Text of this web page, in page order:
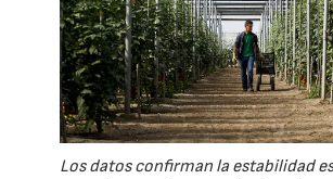
Los datos confirman la estabilidad